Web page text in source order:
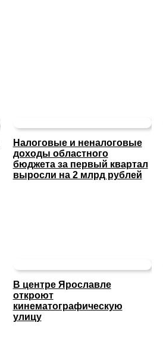
Налоговые и неналоговые
доходы областного
бюджета за первый квартал
выросли на 2 млрд рублей
В центре Ярославле
откроют
кинематографическую
улицу